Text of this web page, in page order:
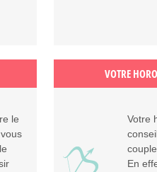
le
VOTRE
Votre
En